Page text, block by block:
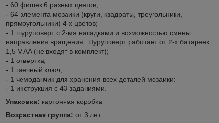
- 60 фишек 6 разных цветов;
- 64 элемента мозаики (круги, квадраты, треугольники,
прямоугольники) 4-х цветов;
- 1 шуруповерт с 2-мя насадками и возможностью смены
направления вращения. Шуруповерт работает от 2-х батареек
1,5 V AA (не входят в комплект);
- 1 отвертка;
- 1 гаечный ключ;
- 1 чемоданчик для хранения всех деталей мозаики;
- 1 инструкция с 43 заданиями.
Упаковка: картонная коробка
Возрастная группа: от 3 лет